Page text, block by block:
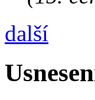
další